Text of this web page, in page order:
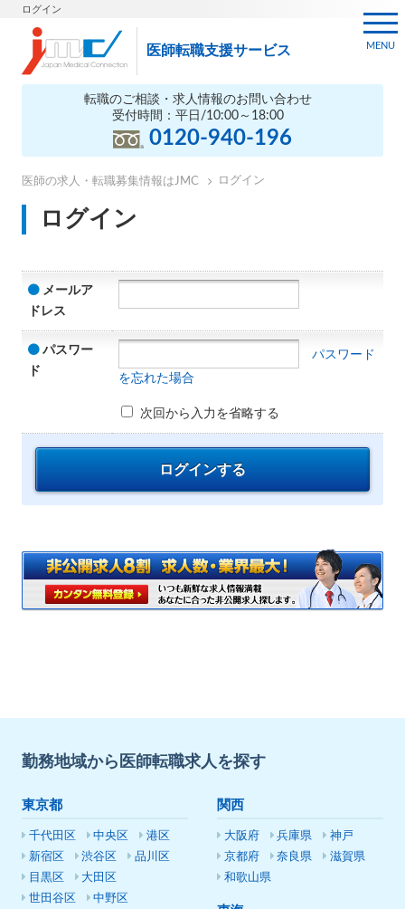
ログイン
医師転職支援サービス
転職のご相談・求人情報のお問い合わせ
受付時間：平日/10:00～18:00
0120-940-196
MENU
医師の求人・転職募集情報はJMC ログイン
ログイン
メールア
ドレス
パスワー
ド
パスワード
を忘れた場合
次回から入力を省略する
勤務地域から医師転職求人を探す
東京都
千代田区 中央区
港区
新宿区
渋谷区
品川区
目黒区
大田区
世田谷区
中野区
関西
大阪府 兵庫県
神戸
京都府
奈良県
滋賀県
和歌山県